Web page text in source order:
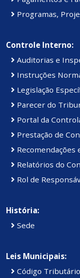
Programas,
Controle Interno:
Auditorias e
Instruções
Legislação
Parecer do
Portal da
Prestação de
Recomendações
Relatórios do
Rol de
História:
Sede
Leis Municipais:
Código Tributário